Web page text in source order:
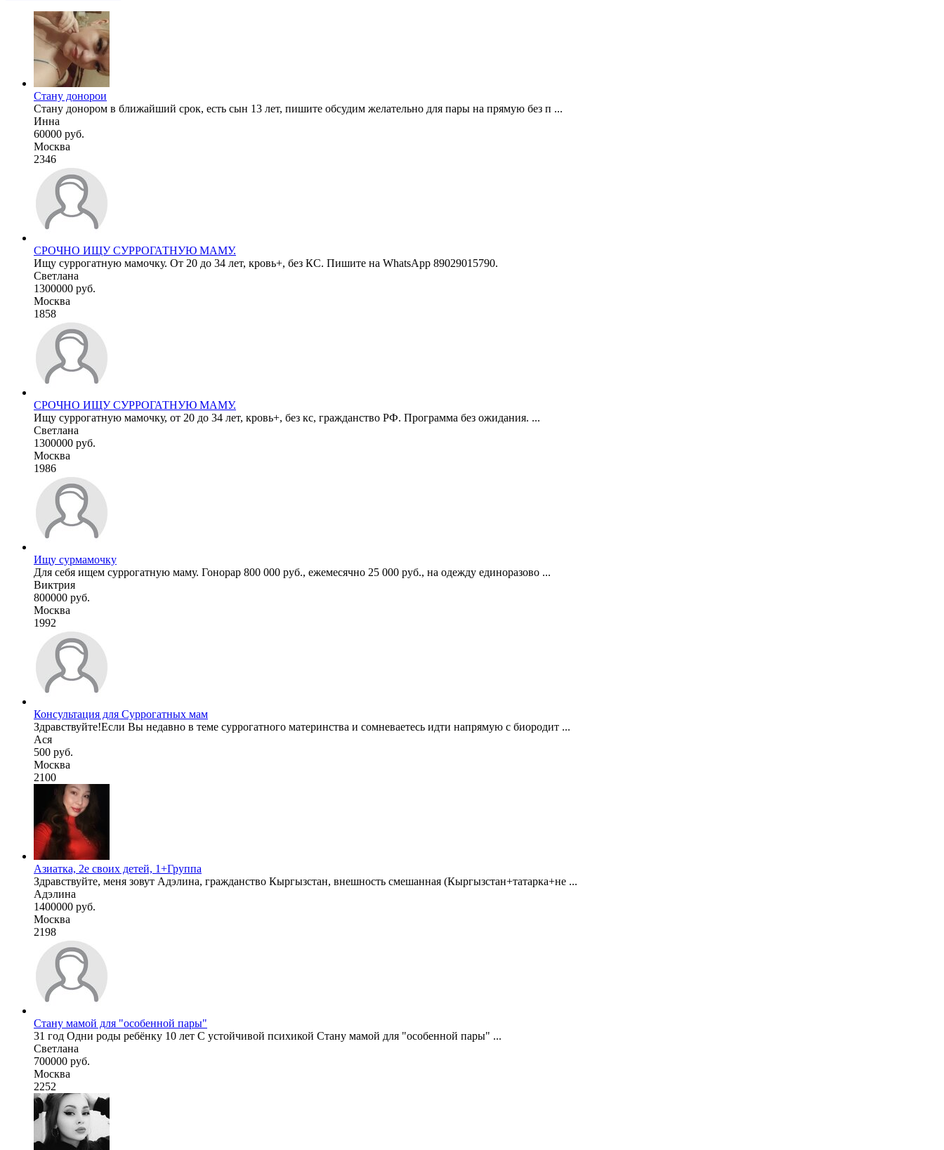
Стану донорои
Стану донором в ближайший срок, есть сын 13 лет, пишите обсудим желательно для пары на прямую без п ...
Инна
60000 руб.
Москва
2346
СРОЧНО ИЩУ СУРРОГАТНУЮ МАМУ.
Ищу суррогатную мамочку. От 20 до 34 лет, кровь+, без КС. Пишите на WhatsApp 89029015790.
Светлана
1300000 руб.
Москва
1858
СРОЧНО ИЩУ СУРРОГАТНУЮ МАМУ.
Ищу суррогатную мамочку, от 20 до 34 лет, кровь+, без кс, гражданство РФ. Программа без ожидания. ...
Светлана
1300000 руб.
Москва
1986
Ищу сурмамочку
Для себя ищем суррогатную маму. Гонорар 800 000 руб., ежемесячно 25 000 руб., на одежду единоразово ...
Виктрия
800000 руб.
Москва
1992
Консультация для Суррогатных мам
Здравствуйте!Если Вы недавно в теме суррогатного материнства и сомневаетесь идти напрямую с биородит ...
Ася
500 руб.
Москва
2100
Азиатка, 2е своих детей, 1+Группа
Здравствуйте, меня зовут Адэлина, гражданство Кыргызстан, внешность смешанная (Кыргызстан+татарка+не ...
Адэлина
1400000 руб.
Москва
2198
Стану мамой для "особенной пары"
31 год Одни роды ребёнку 10 лет С устойчивой психикой Стану мамой для "особенной пары" ...
Светлана
700000 руб.
Москва
2252